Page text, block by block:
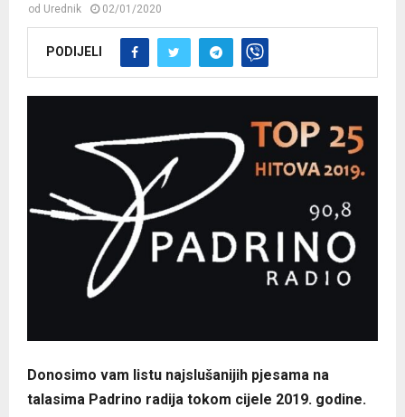
od Urednik 02/01/2020
PODIJELI
Donosimo vam listu najslušanijih pjesama na
talasima Padrino radija tokom cijele 2019. godine.